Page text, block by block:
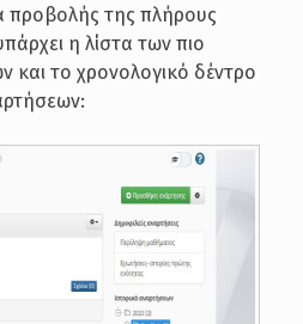
προβολής της πλήρους
η λίστα των πιο
το χρονολογικό δέντρο